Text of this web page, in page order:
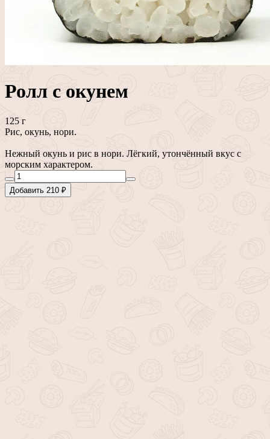
Ролл с окунем
125 г
Рис, окунь, нори.
Нежный окунь и рис в нори. Лёгкий, утончённый вкус с
морским характером.
Добавить 210 ₽